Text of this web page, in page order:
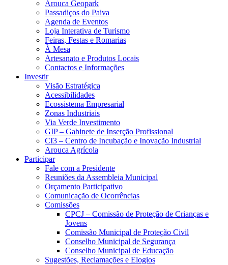
Arouca Geopark
Passadiços do Paiva
Agenda de Eventos
Loja Interativa de Turismo
Feiras, Festas e Romarias
À Mesa
Artesanato e Produtos Locais
Contactos e Informações
Investir
Visão Estratégica
Acessibilidades
Ecossistema Empresarial
Zonas Industriais
Via Verde Investimento
GIP – Gabinete de Inserção Profissional
CI3 – Centro de Incubação e Inovação Industrial
Arouca Agrícola
Participar
Fale com a Presidente
Reuniões da Assembleia Municipal
Orçamento Participativo
Comunicação de Ocorrências
Comissões
CPCJ – Comissão de Proteção de Crianças e
Jovens
Comissão Municipal de Proteção Civil
Conselho Municipal de Segurança
Conselho Municipal de Educação
Sugestões, Reclamações e Elogios